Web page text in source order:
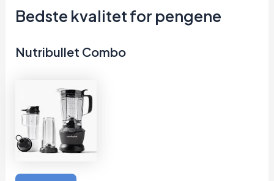
Bedste kvalitet for pengene
Nutribullet Combo